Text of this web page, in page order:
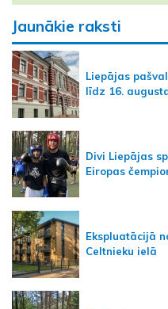
Jaunākie raksti
Liepājas
līdz 16.
Divi Liepājas
Eiropas
Ekspluatācijā
Celtnieku ielā